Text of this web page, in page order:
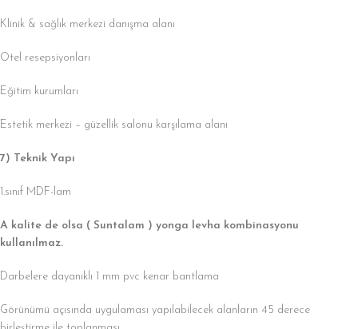
Klinik & sağlık merkezi danışma alanı
Otel resepsiyonları
Eğitim kurumları
Estetik merkezi – güzellik salonu karşılama alanı
7) Teknik Yapı
1.sınıf MDF-lam
A kalite de olsa ( Suntalam ) yonga levha kombinasyonu
kullanılmaz.
Darbelere dayanıklı 1 mm pvc kenar bantlama
Görünümü açısında uygulaması yapılabilecek alanların 45 derece